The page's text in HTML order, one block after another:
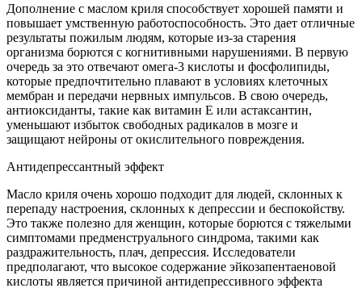
Дополнение с маслом криля способствует хорошей памяти и
повышает умственную работоспособность. Это дает отличные
результаты пожилым людям, которые из-за старения
организма борются с когнитивными нарушениями. В первую
очередь за это отвечают омега-3 кислоты и фосфолипиды,
которые предпочтительно плавают в условиях клеточных
мембран и передачи нервных импульсов. В свою очередь,
антиоксиданты, такие как витамин Е или астаксантин,
уменьшают избыток свободных радикалов в мозге и
защищают нейроны от окислительного повреждения.
Антидепрессантный эффект
Масло криля очень хорошо подходит для людей, склонных к
перепаду настроения, склонных к депрессии и беспокойству.
Это также полезно для женщин, которые борются с тяжелыми
симптомами предменструального синдрома, такими как
раздражительность, плач, депрессия. Исследователи
предполагают, что высокое содержание эйкозапентаеновой
кислоты является причиной антидепрессивного эффекта